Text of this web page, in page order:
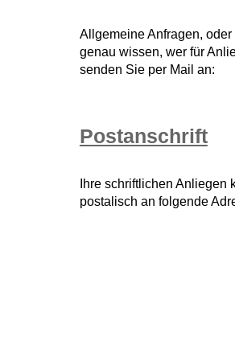
Allgemeine Anfragen,
genau wissen, wer für
senden Sie per Mail an:
Postanschrift
Ihre schriftlichen Anliegen
postalisch an folgende